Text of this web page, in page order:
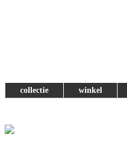
collectie winkel